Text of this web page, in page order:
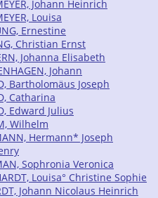
Johann Heinrich
Louisa
Ernestine
Christian Ernst
Johanna Elisabeth
Johann
Bartholomäus Joseph
Catharina
Edward Julius
Wilhelm
Hermann* Joseph
Sophronia Veronica
Louisa° Christine Sophie
Johann Nicolaus Heinrich